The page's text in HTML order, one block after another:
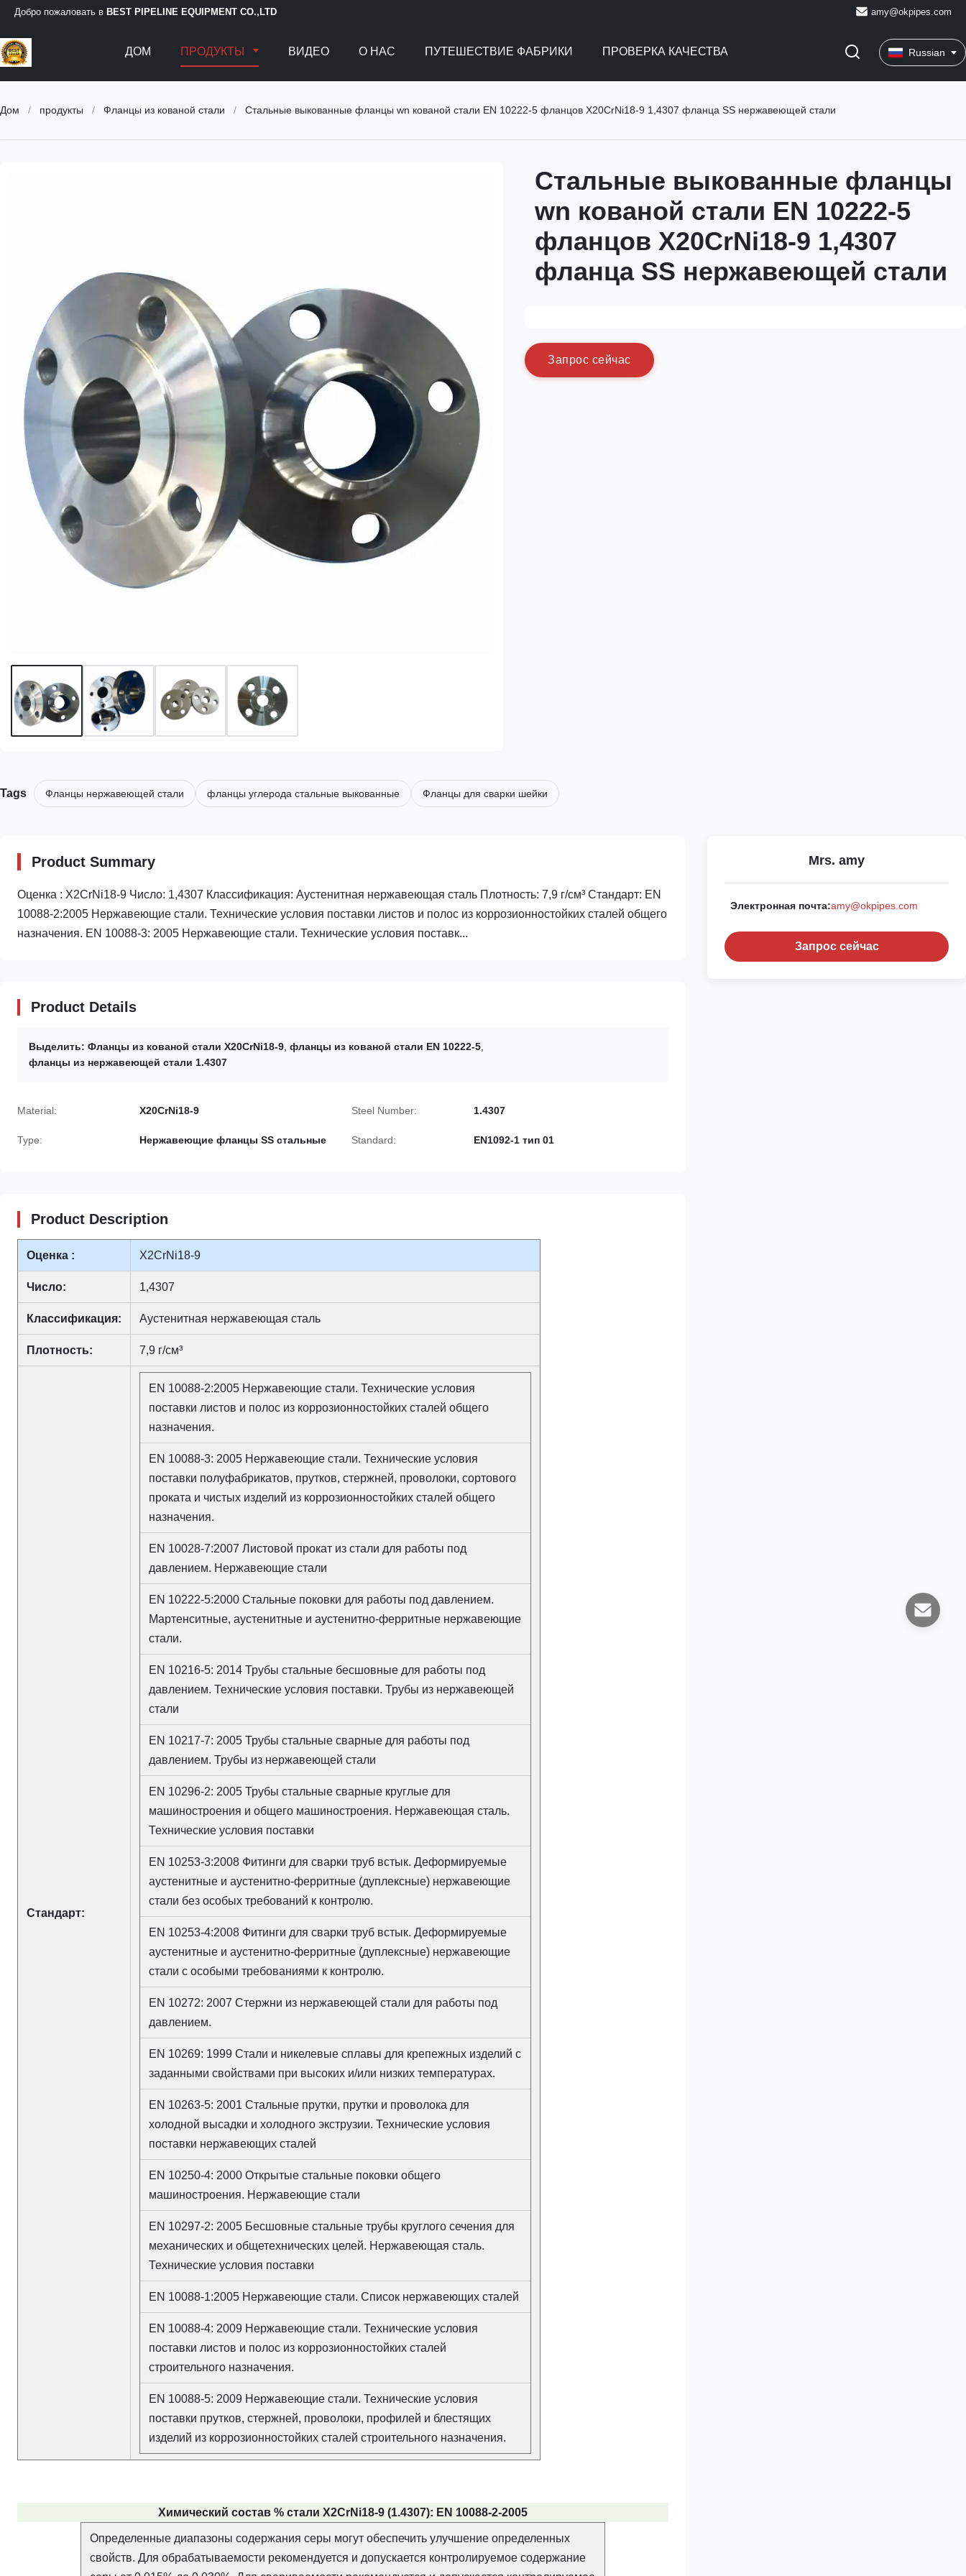
Добро пожаловать в BEST PIPELINE EQUIPMENT CO.,LTD amy@okpipes.com
ДОМ ПРОДУКТЫ ВИДЕО О НАС ПУТЕШЕСТВИЕ ФАБРИКИ ПРОВЕРКА КАЧЕСТВА Russian
Дом / продукты / Фланцы из кованой стали / Стальные выкованные фланцы wn кованой стали EN 10222-5 фланцов X20CrNi18-9 1,4307 фланца SS нержавеющей стали
Стальные выкованные фланцы
wn кованой стали EN 10222-5
фланцов X20CrNi18-9 1,4307
фланца SS нержавеющей стали
Запрос сейчас
Tags Фланцы нержавеющей стали фланцы углерода стальные выкованные Фланцы для сварки шейки
Product Summary
Оценка : X2CrNi18-9 Число: 1,4307 Классификация: Аустенитная нержавеющая сталь Плотность: 7,9 г/см³ Стандарт: EN
10088-2:2005 Нержавеющие стали. Технические условия поставки листов и полос из коррозионностойких сталей общего
назначения. EN 10088-3: 2005 Нержавеющие стали. Технические условия поставк...
Product Details
Выделить: Фланцы из кованой стали X20CrNi18-9 фланцы из кованой стали EN 10222-5
фланцы из нержавеющей стали 1.4307
Material: X20CrNi18-9 Steel Number: 1.4307
Type: Нержавеющие фланцы SS стальные Standard: EN1092-1 тип 01
Product Description
Оценка : X2CrNi18-9
Число: 1,4307
Классификация: Аустенитная нержавеющая сталь
Плотность: 7,9 г/см³
Стандарт:
EN 10088-2:2005 Нержавеющие стали. Технические условия
поставки листов и полос из коррозионностойких сталей общего
назначения.
EN 10088-3: 2005 Нержавеющие стали. Технические условия
поставки полуфабрикатов, прутков, стержней, проволоки, сортового
проката и чистых изделий из коррозионностойких сталей общего
назначения.
EN 10028-7:2007 Листовой прокат из стали для работы под
давлением. Нержавеющие стали
EN 10222-5:2000 Стальные поковки для работы под давлением.
Мартенситные, аустенитные и аустенитно-ферритные нержавеющие
стали.
EN 10216-5: 2014 Трубы стальные бесшовные для работы под
давлением. Технические условия поставки. Трубы из нержавеющей
стали
EN 10217-7: 2005 Трубы стальные сварные для работы под
давлением. Трубы из нержавеющей стали
EN 10296-2: 2005 Трубы стальные сварные круглые для
машиностроения и общего машиностроения. Нержавеющая сталь.
Технические условия поставки
EN 10253-3:2008 Фитинги для сварки труб встык. Деформируемые
аустенитные и аустенитно-ферритные (дуплексные) нержавеющие
стали без особых требований к контролю.
EN 10253-4:2008 Фитинги для сварки труб встык. Деформируемые
аустенитные и аустенитно-ферритные (дуплексные) нержавеющие
стали с особыми требованиями к контролю.
EN 10272: 2007 Стержни из нержавеющей стали для работы под
давлением.
EN 10269: 1999 Стали и никелевые сплавы для крепежных изделий с
заданными свойствами при высоких и/или низких температурах.
EN 10263-5: 2001 Стальные прутки, прутки и проволока для
холодной высадки и холодного экструзии. Технические условия
поставки нержавеющих сталей
EN 10250-4: 2000 Открытые стальные поковки общего
машиностроения. Нержавеющие стали
EN 10297-2: 2005 Бесшовные стальные трубы круглого сечения для
механических и общетехнических целей. Нержавеющая сталь.
Технические условия поставки
EN 10088-1:2005 Нержавеющие стали. Список нержавеющих сталей
EN 10088-4: 2009 Нержавеющие стали. Технические условия
поставки листов и полос из коррозионностойких сталей
строительного назначения.
EN 10088-5: 2009 Нержавеющие стали. Технические условия
поставки прутков, стержней, проволоки, профилей и блестящих
изделий из коррозионностойких сталей строительного назначения.
Химический состав % стали X2CrNi18-9 (1.4307): EN 10088-2-2005
Определенные диапазоны содержания серы могут обеспечить улучшение определенных
свойств. Для обрабатываемости рекомендуется и допускается контролируемое содержание
Mrs. amy
Электронная почта:amy@okpipes.com
Запрос сейчас